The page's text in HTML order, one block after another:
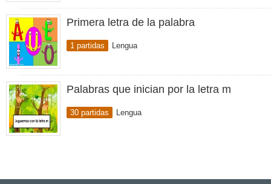
Primera letra de la palabra
1 partidas Lengua
Palabras que inician por la letra m
30 partidas Lengua